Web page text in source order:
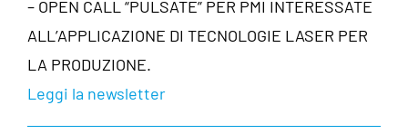
– OPEN CALL “PULSATE” PER PMI INTERESSATE
ALL’APPLICAZIONE DI TECNOLOGIE LASER PER
LA PRODUZIONE.
Leggi la newsletter